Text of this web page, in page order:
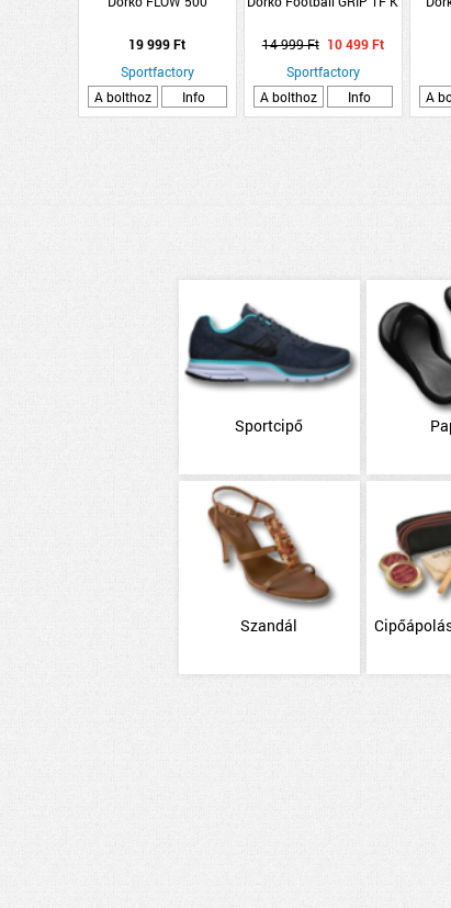
19 999 Ft
Sportfactory
A bolthoz
Info
14 999 Ft 10 499 Ft
Sportfactory
A bolthoz
Info
A
Sportcipő
Szandál